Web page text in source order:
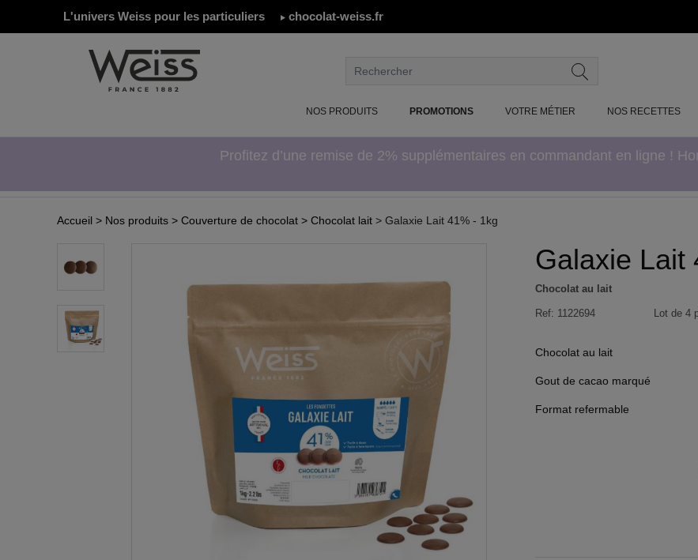
L'univers Weiss pour les particuliers chocolat-weiss.fr
NOS PRODUITS PROMOTIONS VOTRE MÉTIER NOS RECETTES
Profitez d’une remise de 2% supplémentaires en commandant en ligne !
Accueil > Nos produits > Couverture de chocolat > Chocolat lait > Galaxie Lait 41% - 1kg
Galaxie Lait
Chocolat au lait
Ref: 1122694 Lot de 4
Chocolat au lait
Gout de cacao marqué
Format refermable